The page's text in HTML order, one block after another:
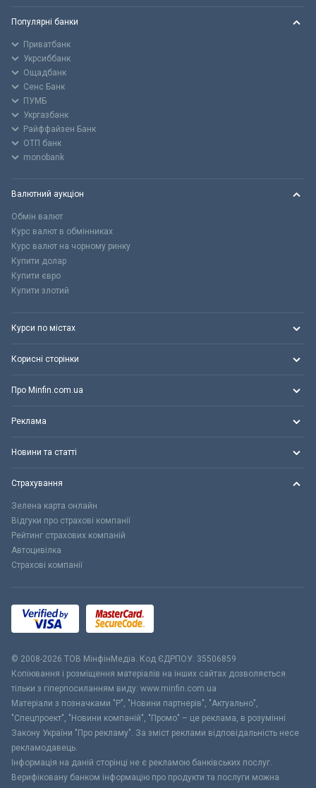
Популярні банки
Приватбанк
Укрсиббанк
Ощадбанк
Сенс Банк
ПУМБ
Укргазбанк
Райффайзен Банк
ОТП банк
monobank
Валютний аукціон
Обмін валют
Курс валют в обмінниках
Курс валют на чорному ринку
Купити долар
Купити євро
Купити злотий
Курси по містах
Корисні сторінки
Про Minfin.com.ua
Реклама
Новини та статті
Страхування
Зелена карта онлайн
Відгуки про страхові компанії
Рейтинг страхових компаній
Автоцивілка
Страхові компанії
© 2008-2026 ТОВ МiнфiнМедiа. Код ЄДРПОУ: 35506859
Копіювання і розміщення матеріалів на інших сайтах дозволяється
тільки з гіперпосиланням виду: www.minfin.com.ua
Матеріали з позначками "Р", "Новини партнерів", "Актуально",
"Спецпроект", "Новини компаній", "Промо" – це реклама, в розумінні
Закону України "Про рекламу". За зміст реклами відповідальність несе
рекламодавець.
Інформація на даній сторінці не є рекламою банківських послуг.
Верифіковану банком інформацію про продукти та послуги можна